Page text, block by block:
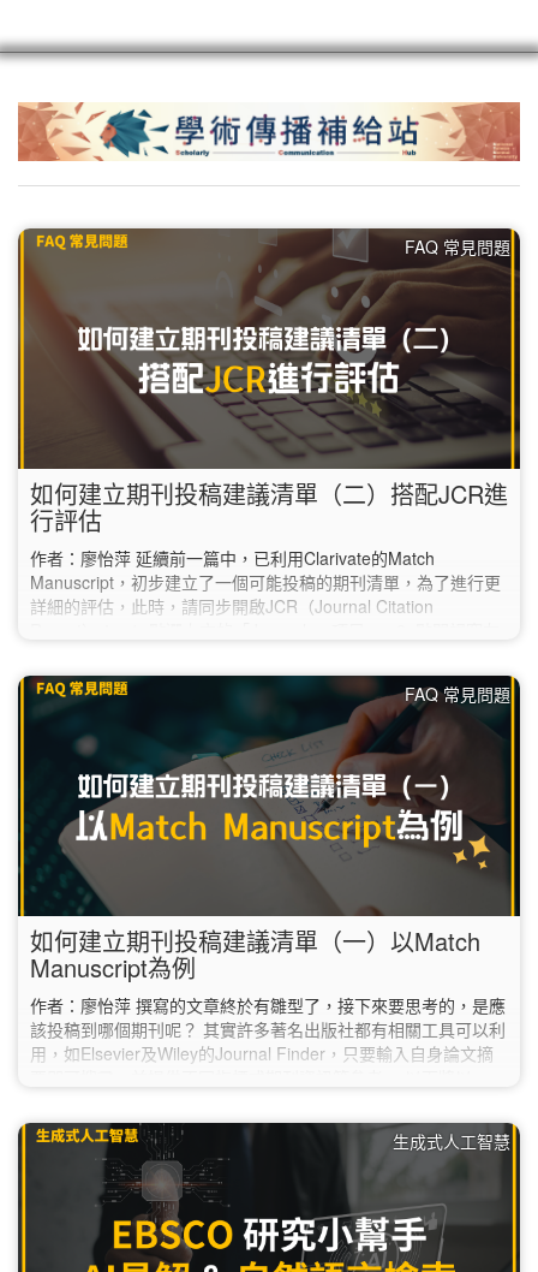
聯繫
FAQ 常見問題
如何建立期刊投稿建議清單（二）搭配JCR進
行評估
作者：廖怡萍 延續前一篇中，已利用Clarivate的Match
Manuscript，初步建立了一個可能投稿的期刊清單，為了進行更
詳細的評估，此時，請同步開啟JCR（Journal Citation
「Journals」對話框中，逐筆輸入之前在「Match Manuscript」
建議清單中挑選的期刊，再點選下方的「Apply」。…FAQ 常見問題
如何建立期刊投稿建議清單（一）以Match
Manuscript為例
作者：廖怡萍 撰寫的文章終於有雛型了，接下來要思考的，是應
該投稿到哪個期刊呢？ 其實許多著名出版社都有相關工具可以利
用，如Elsevier及Wiley的Journal Finder，只要輸入自身論文摘
官網（https://mjl.clarivate.com/home），點選上方的「Match
Manuscript」。 2. 註冊一組免費帳號。…
生成式人工智慧